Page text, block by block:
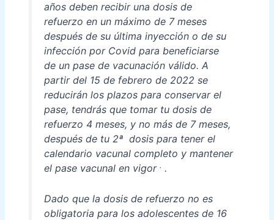
años deben recibir una dosis de
refuerzo en un máximo de 7 meses
después de su última inyección o de su
infección por Covid para beneficiarse
de un pase de vacunación válido. A
partir del 15 de febrero de 2022 se
reducirán los plazos para conservar el
pase, tendrás que tomar tu dosis de
refuerzo 4 meses, y no más de 7 meses,
después de tu 2ª dosis para tener el
calendario vacunal completo y mantener
el pase vacunal en vigor . .
Dado que la dosis de refuerzo no es
obligatoria para los adolescentes de 16